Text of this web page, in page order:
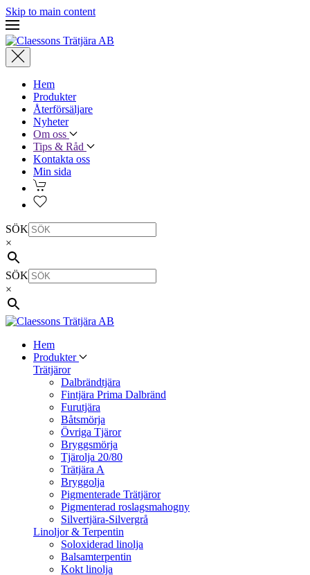
Skip to main content
Hem
Produkter
Återförsäljare
Nyheter
Om oss
Tips & Råd
Kontakta oss
Min sida
SÖK
×
SÖK
×
Hem
Produkter
Trätjäror
Dalbrändtjära
Fintjära Prima Dalbränd
Furutjära
Båtsmörja
Övriga Tjäror
Bryggsmörja
Tjärolja 20/80
Trätjära A
Bryggolja
Pigmenterade Trätjäror
Pigmenterad roslagsmahogny
Silvertjära-Silvergrå
Linoljor & Terpentin
Soloxiderad linolja
Balsamterpentin
Kokt linolja